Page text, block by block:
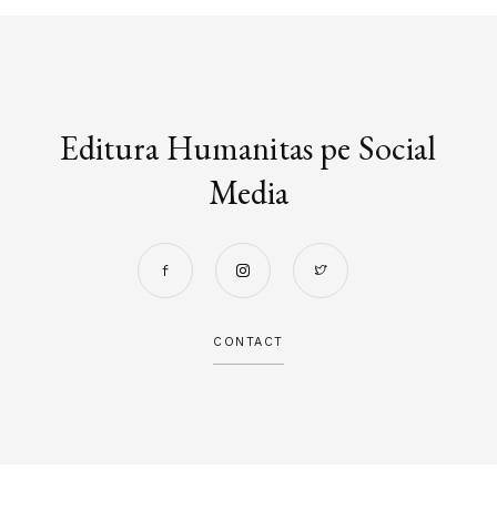
Editura Humanitas pe Social
Media
CONTACT